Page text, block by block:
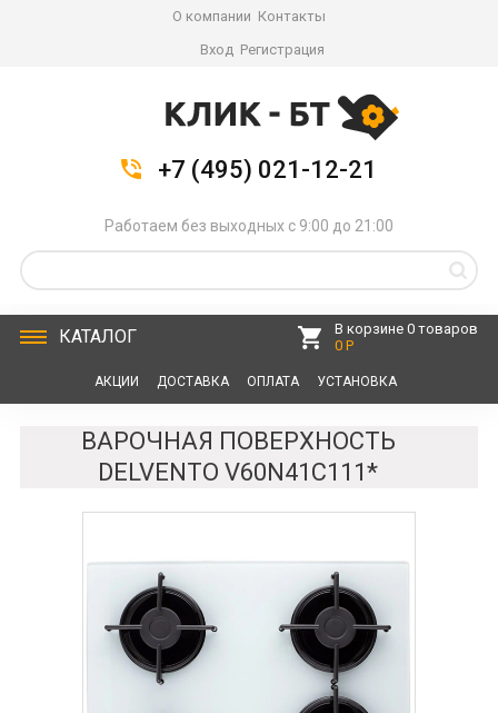
О компании Контакты
Вход Регистрация
+7 (495) 021-12-21
Работаем без выходных с 9:00 до 21:00
КАТАЛОГ
В корзине 0 товаров
0 Р
АКЦИИ ДОСТАВКА ОПЛАТА УСТАНОВКА
ВАРОЧНАЯ ПОВЕРХНОСТЬ
DELVENTO V60N41C111*